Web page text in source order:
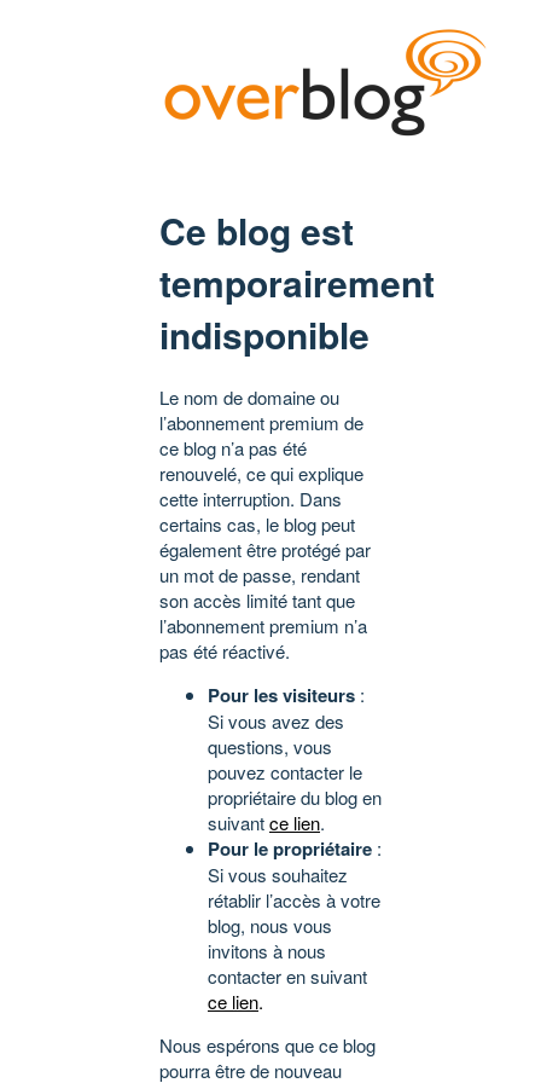
Ce blog est
temporairement
indisponible
Le nom de domaine ou
l’abonnement premium de
ce blog n’a pas été
renouvelé, ce qui explique
cette interruption. Dans
certains cas, le blog peut
également être protégé par
un mot de passe, rendant
son accès limité tant que
l’abonnement premium n’a
pas été réactivé.
Pour les visiteurs :
Si vous avez des
questions, vous
pouvez contacter le
propriétaire du blog en
suivantce lien.
Pour le propriétaire :
Si vous souhaitez
rétablir l’accès à votre
blog, nous vous
invitons à nous
contacter en suivant
ce lien.
Nous espérons que ce blog
pourra être de nouveau